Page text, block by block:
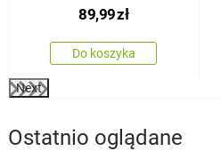
89,99zł
Do koszyka
Next
Ostatnio oglądane